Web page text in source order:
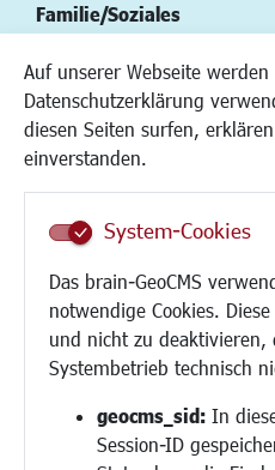
Auf unserer Webseite
Datenschutzerklärung
diesen Seiten surfen,
einverstanden.
System-Cookies
Das brain-GeoCMS
notwendige Cookies.
und nicht zu deaktivieren,
Systembetrieb technisch
geocms_sid: In
Session-ID
Familie/Soziales
Kinderbetreuung
Kinder und Jugend
Institutionen für Familien
Frauen
Schule
Demokratie leben
Ukrainehilfe
Hilfe für Geflüchtete
Religion
Bauen/Umwelt/Mobilität